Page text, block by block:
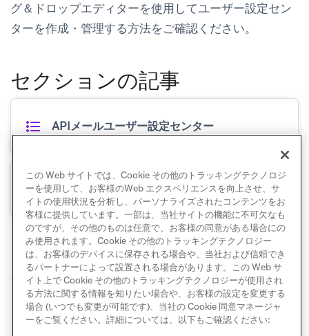
グ＆ドロップエディターを使用してユーザー設定セン
ターを作成・管理する方法をご確認ください。
セクションの記事
APIメールユーザー設定センター
ドラッグ＆ドロップメールユーザー設定センタ
ー
© Braze. All Rights Reserved Privacy Policy Cookie 優先設定
この Web サイトでは、Cookie その他のトラッキングテクノロジ
ーを使用して、お客様のWeb エクスペリエンスを向上させ、サ
イトの使用状況を分析し、パーソナライズされたコンテンツをお
客様に提供しています。一部は、当社サイトの機能に不可欠なも
のですが、その他のものは任意で、お客様の同意がある場合にの
み使用されます。Cookie その他のトラッキングテクノロジー
は、お客様のデバイスに保存される場合や、当社および信頼でき
るパートナーによって設置される場合があります。この Web サ
イト上で Cookie その他のトラッキングテクノロジーが使用され
る方法に関する情報を知りたい場合や、お客様の設定を変更する
場合 (いつでも変更が可能です)、当社の Cookie 同意マネージャ
ーをご覧ください。詳細については、以下もご確認ください: